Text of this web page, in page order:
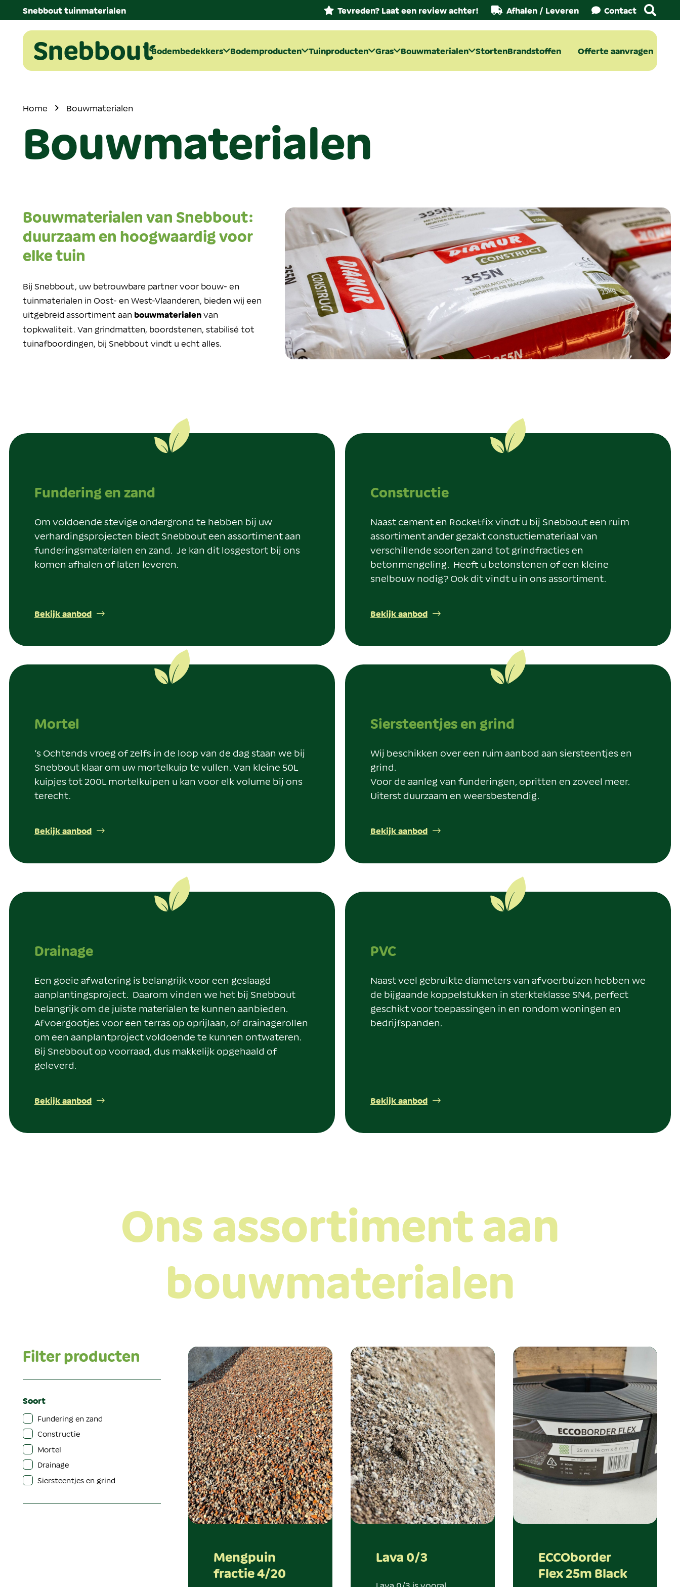
Snebbout tuinmaterialen Tevreden? Laat een review achter! Afhalen / Leveren Contact
Bodembedekkers Bodemproducten Tuinproducten Gras Bouwmaterialen StortenBrandstoffen Offerte aanvragen
Home Bouwmaterialen
Bouwmaterialen
Bouwmaterialen van Snebbout:
duurzaam en hoogwaardig voor
elke tuin
Bij Snebbout, uw betrouwbare partner voor bouw- en
tuinmaterialen in Oost- en West-Vlaanderen, bieden wij een
uitgebreid assortiment aan bouwmaterialen van
topkwaliteit. Van grindmatten, boordstenen, stabilisé tot
tuinafboordingen, bij Snebbout vindt u echt alles.
Fundering en zand
Om voldoende stevige ondergrond te hebben bij uw
verhardingsprojecten biedt Snebbout een assortiment aan
funderingsmaterialen en zand. Je kan dit losgestort bij ons
komen afhalen of laten leveren.
Bekijk aanbod
Constructie
Naast cement en Rocketfix vindt u bij Snebbout een ruim
assortiment ander gezakt constuctiemateriaal van
verschillende soorten zand tot grindfracties en
betonmengeling. Heeft u betonstenen of een kleine
snelbouw nodig? Ook dit vindt u in ons assortiment.
Bekijk aanbod
Mortel
’s Ochtends vroeg of zelfs in de loop van de dag staan we bij
Snebbout klaar om uw mortelkuip te vullen. Van kleine 50L
kuipjes tot 200L mortelkuipen u kan voor elk volume bij ons
terecht.
Bekijk aanbod
Siersteentjes en grind
Wij beschikken over een ruim aanbod aan siersteentjes en
grind.
Voor de aanleg van funderingen, opritten en zoveel meer.
Uiterst duurzaam en weersbestendig.
Bekijk aanbod
Drainage
Een goeie afwatering is belangrijk voor een geslaagd
aanplantingsproject. Daarom vinden we het bij Snebbout
belangrijk om de juiste materialen te kunnen aanbieden.
Afvoergootjes voor een terras op oprijlaan, of drainagerollen
om een aanplantproject voldoende te kunnen ontwateren.
Bij Snebbout op voorraad, dus makkelijk opgehaald of
geleverd.
Bekijk aanbod
PVC
Naast veel gebruikte diameters van afvoerbuizen hebben we
de bijgaande koppelstukken in sterkteklasse SN4, perfect
geschikt voor toepassingen in en rondom woningen en
bedrijfspanden.
Bekijk aanbod
Ons assortiment aan
bouwmaterialen
Filter producten
Soort
Fundering en zand
Constructie
Mortel
Drainage
Siersteentjes en grind
Mengpuin
fractie 4/20
Lava 0/3
Lava 0/3 is vooral
ECCOborder
Flex 25m Black